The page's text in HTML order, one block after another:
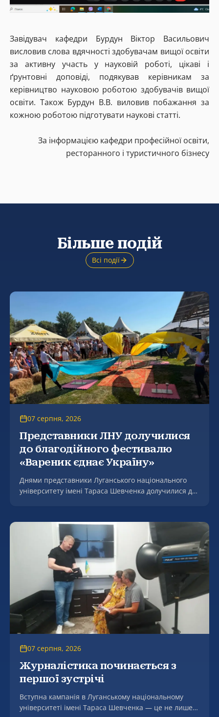
Завідувач кафедри Бурдун Віктор Васильович
висловив слова вдячності здобувачам вищої освіти
за активну участь у науковій роботі, цікаві і
ґрунтовні доповіді, подякував керівникам за
керівництво науковою роботою здобувачів вищої
освіти. Також Бурдун В.В. виловив побажання за
кожною роботою підготувати наукові статті.
За інформацією кафедри професійної освіти,
ресторанного і туристичного бізнесу
Більше подій
Всі події
07 серпня, 2026
Представники ЛНУ долучилися
до благодійного фестивалю
«Вареник єднає Україну»
Днями представники Луганського національного
університету імені Тараса Шевченка долучилися до
щедрого столу» на підтримку Збройних Сил України
– фестивалю «Вареник єднає Україну», який відбувся
в селі Мгар на мальовничому березі річки Сула.
07 серпня, 2026
Журналістика починається з
першої зустрічі
Вступна кампанія в Луганському національному
університеті імені Тараса Шевченка — це не лише